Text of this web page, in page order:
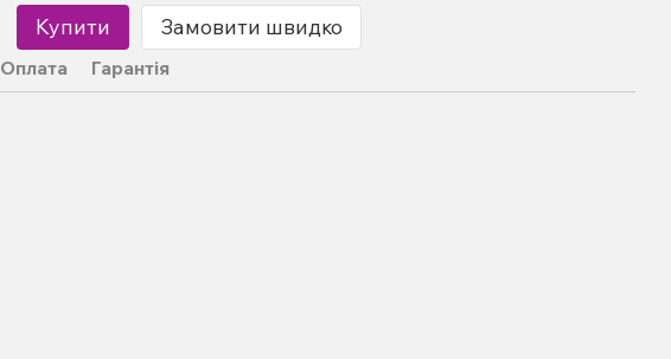
Купити Замовити швидко
Оплата Гарантія